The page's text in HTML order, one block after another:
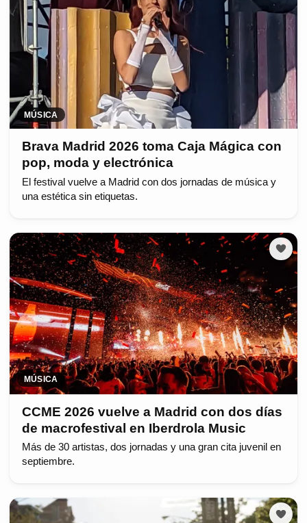
MÚSICA
Brava Madrid 2026 toma Caja Mágica con
pop, moda y electrónica
El festival vuelve a Madrid con dos jornadas de música y
una estética sin etiquetas.
MÚSICA
CCME 2026 vuelve a Madrid con dos días
de macrofestival en Iberdrola Music
Más de 30 artistas, dos jornadas y una gran cita juvenil en
septiembre.